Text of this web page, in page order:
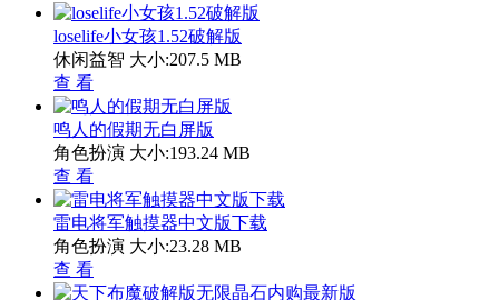
loselife小女孩1.52破解版
休闲益智 大小:207.5 MB
查 看
鸣人的假期无白屏版
角色扮演 大小:193.24 MB
查 看
雷电将军触摸器中文版下载
角色扮演 大小:23.28 MB
查 看